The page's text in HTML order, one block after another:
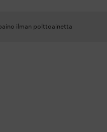
ilman polttoainetta